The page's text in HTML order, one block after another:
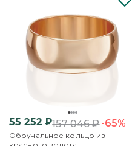
55 252₽157 046₽-65%
Обручальное кольцо из